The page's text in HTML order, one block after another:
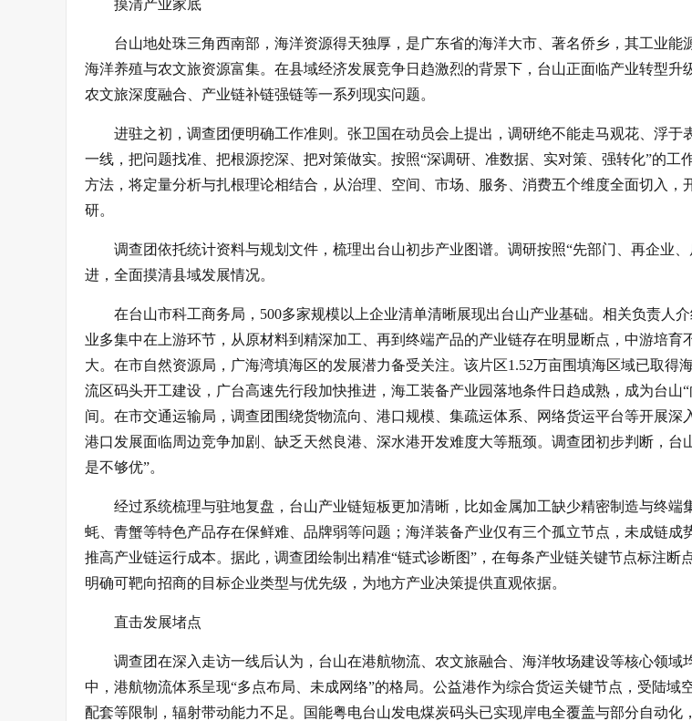
摸清产业家底
台山地处珠三角西南部，海洋资源得天独厚，是广东省的海洋大市、著名侨乡，其工业能
海洋养殖与农文旅资源富集。在县域经济发展竞争日趋激烈的背景下，台山正面临产业转型升
农文旅深度融合、产业链补链强链等一系列现实问题。
进驻之初，调查团便明确工作准则。张卫国在动员会上提出，调研绝不能走马观花、浮于
一线，把问题找准、把根源挖深、把对策做实。按照“深调研、准数据、实对策、强转化”的工
方法，将定量分析与扎根理论相结合，从治理、空间、市场、服务、消费五个维度全面切入，
研。
调查团依托统计资料与规划文件，梳理出台山初步产业图谱。调研按照“先部门、再企业
进，全面摸清县域发展情况。
在台山市科工商务局，500多家规模以上企业清单清晰展现出台山产业基础。相关负责人
业多集中在上游环节，从原材料到精深加工、再到终端产品的产业链存在明显断点，中游培育
大。在市自然资源局，广海湾填海区的发展潜力备受关注。该片区1.52万亩围填海区域已取得
流区码头开工建设，广台高速先行段加快推进，海工装备产业园落地条件日趋成熟，成为台山
间。在市交通运输局，调查团围绕货物流向、港口规模、集疏运体系、网络货运平台等开展深
港口发展面临周边竞争加剧、缺乏天然良港、深水港开发难度大等瓶颈。调查团初步判断，台
是不够优”。
经过系统梳理与驻地复盘，台山产业链短板更加清晰，比如金属加工缺少精密制造与终端
蚝、青蟹等特色产品存在保鲜难、品牌弱等问题；海洋装备产业仅有三个孤立节点，未成链成
推高产业链运行成本。据此，调查团绘制出精准“链式诊断图”，在每条产业链关键节点标注断
明确可靶向招商的目标企业类型与优先级，为地方产业决策提供直观依据。
直击发展堵点
调查团在深入走访一线后认为，台山在港航物流、农文旅融合、海洋牧场建设等核心领域
中，港航物流体系呈现“多点布局、未成网络”的格局。公益港作为综合货运关键节点，受陆域
配套等限制，辐射带动能力不足。国能粤电台山发电煤炭码头已实现岸电全覆盖与部分自动化